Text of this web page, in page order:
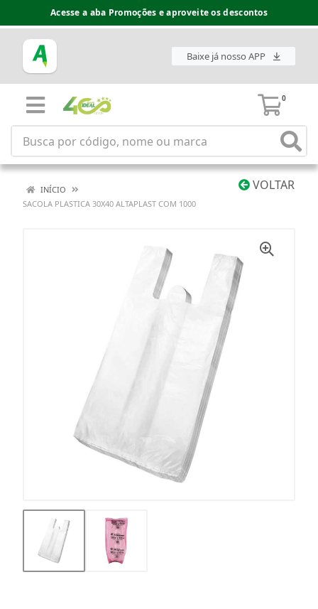
Acesse a aba Promoções e aproveite os descontos
Baixe já nosso APP
0
VOLTAR
INÍCIO
SACOLA PLASTICA 30X40 ALTAPLAST COM 1000